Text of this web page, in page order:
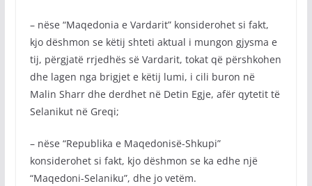
– nëse “Maqedonia e Vardarit” konsiderohet si fakt,
kjo dëshmon se këtij shteti aktual i mungon gjysma e
tij, përgjatë rrjedhës së Vardarit, tokat që përshkohen
dhe lagen nga brigjet e këtij lumi, i cili buron në
Malin Sharr dhe derdhet në Detin Egje, afër qytetit të
Selanikut në Greqi;
– nëse “Republika e Maqedonisë-Shkupi”
konsiderohet si fakt, kjo dëshmon se ka edhe një
“Maqedoni-Selaniku”, dhe jo vetëm.